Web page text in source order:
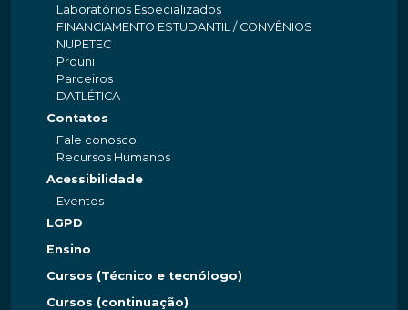
Laboratórios Especializados
FINANCIAMENTO ESTUDANTIL / CONVÊNIOS
NUPETEC
Prouni
Parceiros
DATLÉTICA
Contatos
Fale conosco
Recursos Humanos
Acessibilidade
Eventos
LGPD
Ensino
Cursos (Técnico e tecnólogo)
Cursos (continuação)